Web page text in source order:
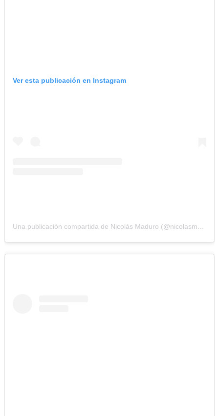
Ver esta publicación en Instagram
Una publicación compartida de Nicolás Maduro (@nicolasmaduro)